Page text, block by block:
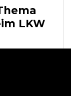
LKW